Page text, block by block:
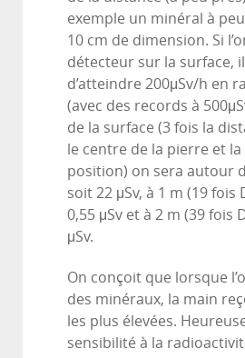
exemple un minéral à
10 cm de dimension. Si
détecteur sur la surface,
d’atteindre 200μSv/h en
(avec des records à
de la surface (3 fois la
le centre de la pierre et
position) on sera autour
soit 22 μSv, à 1 m (19 fois
0,55 μSv et à 2 m (39 fois
μSv.
On conçoit que lorsque
des minéraux, la main
les plus élevées.
sensibilité à la